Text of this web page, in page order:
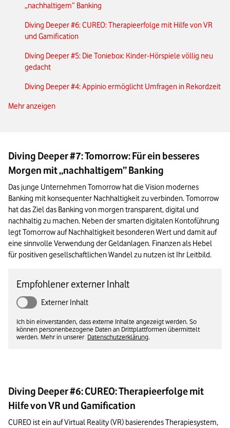
„nachhaltigem” Banking
Diving Deeper #6: CUREO: Therapieerfolge mit Hilfe von VR
und Gamification
Diving Deeper #5: Die Toniebox: Kinder-Hörspiele völlig neu
gedacht
Diving Deeper #4: Appinio ermöglicht Umfragen in Rekordzeit
Diving Deeper #3: 1 Milliarde neue Bäume bis 2025 mit Ecosia
Diving Deeper #1: Foodboom bietet mehr als nur gutes Essen
Mehr anzeigen
Diving Deeper #7: Tomorrow: Für ein besseres
Morgen mit „nachhaltigem” Banking
Das junge Unternehmen Tomorrow hat die Vision modernes
Banking mit konsequenter Nachhaltigkeit zu verbinden. Tomorrow
hat das Ziel das Banking von morgen transparent, digital und
nachhaltig zu machen. Neben der smarten digitalen Kontoführung
legt Tomorrow auf Nachhaltigkeit besonderen Wert und damit auf
eine sinnvolle Verwendung der Geldanlagen. Finanzen als Hebel
für positiven gesellschaftlichen Wandel zu nutzen ist Ihr Leitbild.
Empfohlener externer Inhalt
Externer Inhalt
Ich bin einverstanden, dass externe Inhalte angezeigt werden. So
können personenbezogene Daten an Drittplattformen übermittelt
werden. Mehr in unserer Datenschutzerklärung.
Diving Deeper #6: CUREO: Therapieerfolge mit
Hilfe von VR und Gamification
CUREO ist ein auf Virtual Reality (VR) basierendes Therapiesystem,